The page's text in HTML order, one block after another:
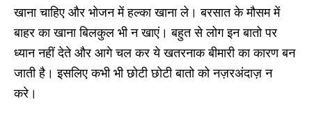
खाना चाहिए और भोजन में हल्का खाना ले। बरसात के मौसम में
बाहर का खाना बिलकुल भी न खाएं। बहुत से लोग इन बातो पर
ध्यान नहीं देते और आगे चल कर ये खतरनाक बीमारी का कारण बन
जाती है। इसलिए कभी भी छोटी छोटी बातो को नज़रअंदाज़ न
करे।